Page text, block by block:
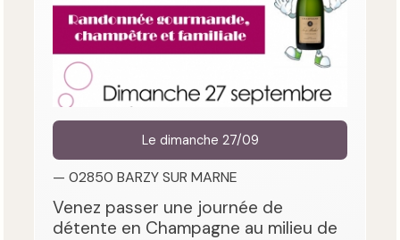
Le dimanche 27/09
— 02850 BARZY SUR MARNE
Venez passer une journée de
détente en Champagne au milieu de